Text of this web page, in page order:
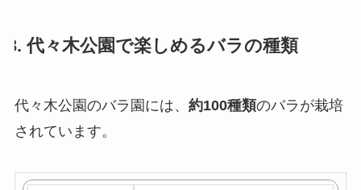
3. 代々木公園で楽しめるバラの種類
代々木公園のバラ園には、 約100種類のバラが栽培
されています。